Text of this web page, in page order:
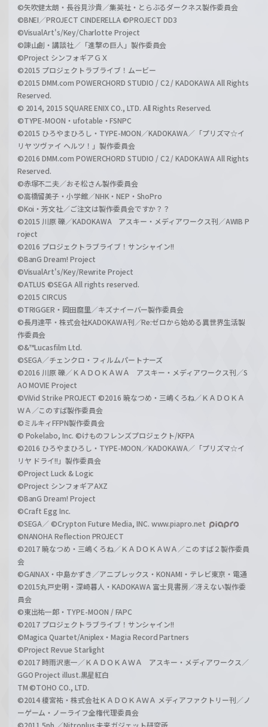
©矢吹健太朗・長谷見沙貴／集英社・とらぶるダークネス製作委員会
©BNEI／PROJECT CINDERELLA ©PROJECT DD3
©VisualArt's/Key/Charlotte Project
©諫山創・講談社／「進撃の巨人」製作委員会
©Project シンフォギアＧＸ
©2015 プロジェクトラブライブ！ムービー
©2015 DMM.com POWERCHORD STUDIO / C2 / KADOKAWA All Rights
Reserved.
© 2014, 2015 SQUARE ENIX CO., LTD. All Rights Reserved.
©TYPE-MOON・ufotable・FSNPC
©2015 ひろやまひろし・TYPE-MOON／KADOKAWA／「プリズマ☆イ
リヤ ツヴァイ ヘルツ！」製作委員会
©2016 DMM.com POWERCHORD STUDIO / C2 / KADOKAWA All Rights
Reserved.
©赤塚不二夫／おそ松さん製作委員会
©高橋留美子・小学館／NHK・NEP・ShoPro
©Koi・芳文社／ご注文は製作委員会ですか？？
©2015 川原 礫／KADOKAWA アスキー・メディアワークス刊／AWIB P
roject
©2016 プロジェクトラブライブ！サンシャイン!!
©BanG Dream! Project
©VisualArt's/Key/Rewrite Project
©ATLUS ©SEGA All rights reserved.
©2015 CIRCUS
©TRIGGER・岡田麿里／キズナイーバー製作委員会
©長月達平・株式会社KADOKAWA刊／Re:ゼロから始める異世界生活製
作委員会
©&™Lucasfilm Ltd.
©SEGA／チェンクロ・フィルムパートナーズ
©2016 川原 礫／ＫＡＤＯＫＡＷＡ アスキー・メディアワークス刊／S
AO MOVIE Project
©ViVid Strike PROJECT ©2016 暁なつめ・三嶋くろね／ＫＡＤＯＫＡ
ＷＡ／このすば製作委員会
©ミルキィFFPN製作委員会
© Pokelabo, Inc. ©けものフレンズプロジェクト/KFPA
©2016 ひろやまひろし・TYPE-MOON／KADOKAWA／「プリズマ☆イ
リヤ ドライ!!」製作委員会
©Project Luck & Logic
©Project シンフォギアAXZ
©BanG Dream! Project
©Craft Egg Inc.
©SEGA／ ©Crypton Future Media, INC. www.piapro.net
©NANOHA Reflection PROJECT
©2017 暁なつめ・三嶋くろね／ＫＡＤＯＫＡＷＡ／このすば２製作委員
会
©GAINAX・中島かずき／アニプレックス・KONAMI・テレビ東京・電通
©2015丸戸史明・深崎暮人・KADOKAWA 富士見書房／冴えない製作委
員会
©東出祐一郎・TYPE-MOON / FAPC
©2017 プロジェクトラブライブ！サンシャイン!!
©Magica Quartet/Aniplex・Magia Record Partners
©Project Revue Starlight
©2017 時雨沢恵一／ＫＡＤＯＫＡＷＡ アスキー・メディアワークス／
GGO Project illust.黒星紅白
TM ©TOHO CO., LTD.
©2014 榎宮祐・株式会社ＫＡＤＯＫＡＷＡ メディアファクトリー刊／ノ
ーゲーム・ノーライフ全権代理委員会
©2011 5pb.／Nitroplus 未来ガジェット研究所